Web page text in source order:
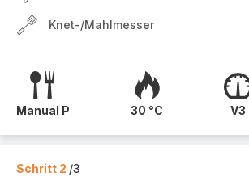
Knet-/Mahlmesser
Manual P 30 °C V3
Schritt 2 /3